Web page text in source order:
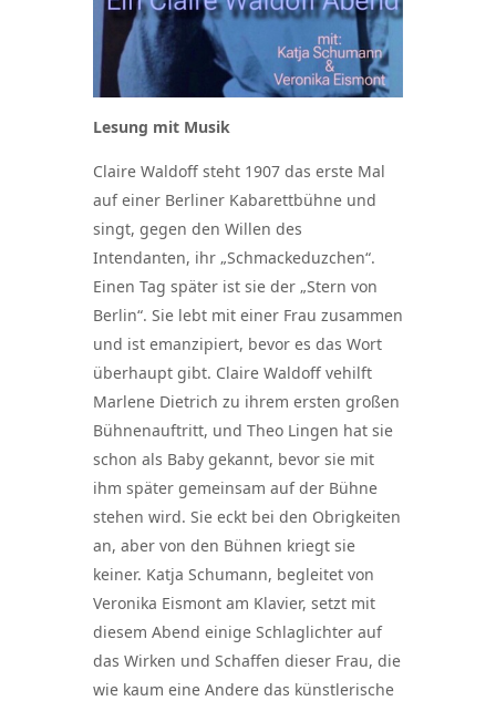
Lesung mit Musik
Claire Waldoff steht 1907 das erste Mal
auf einer Berliner Kabarettbühne und
singt, gegen den Willen des
Intendanten, ihr „Schmackeduzchen“.
Einen Tag später ist sie der „Stern von
Berlin“. Sie lebt mit einer Frau zusammen
und ist emanzipiert, bevor es das Wort
überhaupt gibt. Claire Waldoff vehilft
Marlene Dietrich zu ihrem ersten großen
Bühnenauftritt, und Theo Lingen hat sie
schon als Baby gekannt, bevor sie mit
ihm später gemeinsam auf der Bühne
stehen wird. Sie eckt bei den Obrigkeiten
an, aber von den Bühnen kriegt sie
keiner. Katja Schumann, begleitet von
Veronika Eismont am Klavier, setzt mit
diesem Abend einige Schlaglichter auf
das Wirken und Schaffen dieser Frau, die
wie kaum eine Andere das künstlerische